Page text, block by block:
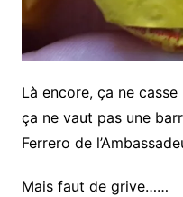
Là encore, ça ne
ça ne vaut pas une
Ferrero de
Mais faut de grive……